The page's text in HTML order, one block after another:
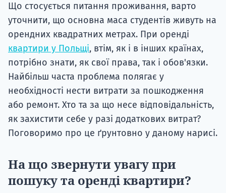
Що стосується питання проживання, варто
уточнити, що основна маса студентів живуть на
орендних квадратних метрах. При оренді
квартири у Польщі, втім, як і в інших країнах,
потрібно знати, як свої права, так і обов'язки.
Найбільш часта проблема полягає у
необхідності нести витрати за пошкодження
або ремонт. Хто та за що несе відповідальність,
як захистити себе у разі додаткових витрат?
Поговоримо про це ґрунтовно у даному нарисі.
На що звернути увагу при
пошуку та оренді квартири?